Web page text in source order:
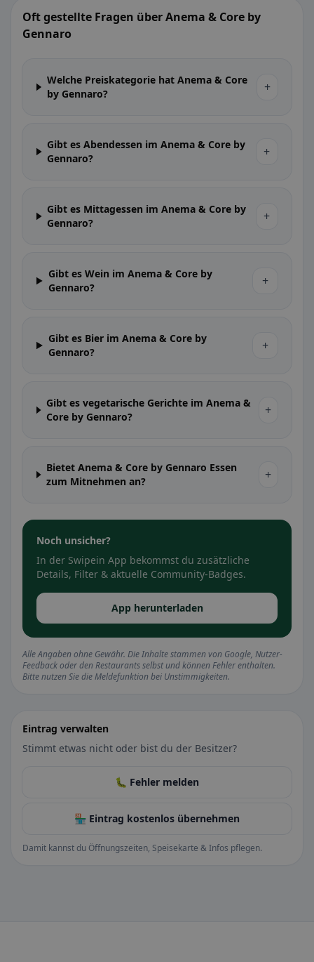
Oft gestellte Fragen über Anema & Core by
Gennaro
Welche Preiskategorie hat Anema & Core
by Gennaro?
+
Gibt es Abendessen im Anema & Core by
Gennaro?
+
Gibt es Mittagessen im Anema & Core by
Gennaro?
+
Gibt es Wein im Anema & Core by
Gennaro?
+
Gibt es Bier im Anema & Core by
Gennaro?
+
Gibt es vegetarische Gerichte im Anema &
Core by Gennaro?
+
Bietet Anema & Core by Gennaro Essen
zum Mitnehmen an?
+
Noch unsicher?
In der Swipein App bekommst du zusätzliche
Details, Filter & aktuelle Community-Badges.
App herunterladen
Alle Angaben ohne Gewähr. Die Inhalte stammen von Google, Nutzer-
Feedback oder den Restaurants selbst und können Fehler enthalten.
Bitte nutzen Sie die Meldefunktion bei Unstimmigkeiten.
Eintrag verwalten
Stimmt etwas nicht oder bist du der Besitzer?
🐛 Fehler melden
🏪 Eintrag kostenlos übernehmen
Damit kannst du Öffnungszeiten, Speisekarte & Infos pflegen.